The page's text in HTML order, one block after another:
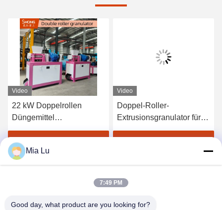
Video
22 kW Doppelrollen
Düngemittel
Granulationsmaschine für
Trockengranulation mit
Kohlenstoffstahlkonstruktion
Erhalten Sie besten Preis
Video
Doppel-Roller-
Extrusionsgranulator für
Zusammengesetzte
Mia Lu
7:49 PM
Good day, what product are you looking for?